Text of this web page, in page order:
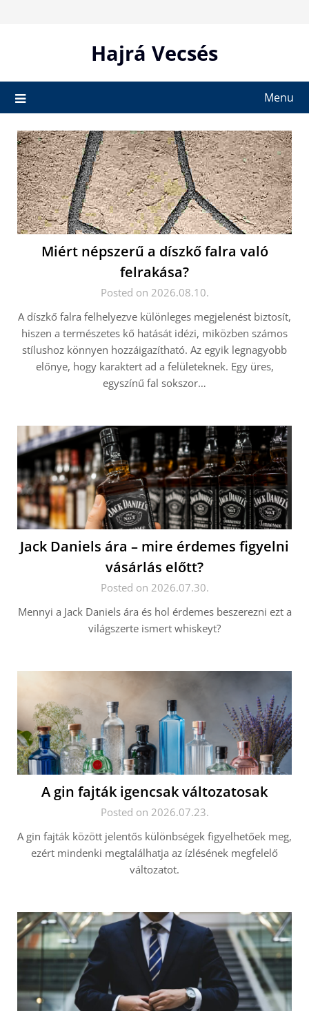
Hajrá Vecsés
Menu
Miért népszerű a díszkő falra való
felrakása?
Posted on 2026.08.10.
A díszkő falra felhelyezve különleges megjelenést biztosít,
hiszen a természetes kő hatását idézi, miközben számos
stílushoz könnyen hozzáigazítható. Az egyik legnagyobb
előnye, hogy karaktert ad a felületeknek. Egy üres,
egyszínű fal sokszor…
Jack Daniels ára – mire érdemes figyelni
vásárlás előtt?
Posted on 2026.07.30.
Mennyi a Jack Daniels ára és hol érdemes beszerezni ezt a
világszerte ismert whiskeyt?
A gin fajták igencsak változatosak
Posted on 2026.07.23.
A gin fajták között jelentős különbségek figyelhetőek meg,
ezért mindenki megtalálhatja az ízlésének megfelelő
változatot.